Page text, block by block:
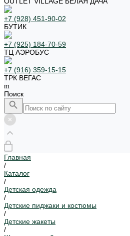
+7 (928) 451-90-02
БУТИК
+7 (925) 184-70-59
ТЦ АЭРОБУС
+7 (916) 359-15-15
ТРК ВЕГАС
Поиск
Главная
/
Каталог
/
Детская одежда
/
Детские пиджаки и костюмы
/
Детские жакеты
/